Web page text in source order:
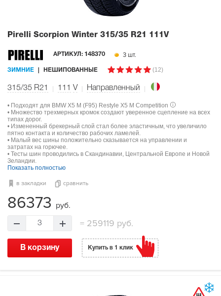
Pirelli Scorpion Winter 315/35 R21 111V
АРТИКУЛ: 148370 3 шт.
ЗИМНИЕ НЕШИПОВАННЫЕ (12)
315/35 R21 111 V Направленный
• Подходят для BMW X5 M (F95) Restyle X5 M Competition
• Множество трехмерных кромок создают уверенное сцепление на всех
типах дорог.
• Измененный брекерный слой стал более эластичным, что увеличило
пятно контакта и количество рабочих ламелей.
• Малый вес шины положительно сказывается на управлении и
затратах на горючее.
• Тесты шин проводились в Скандинавии, Центральной Европе и Новой
Зеландии.
Показать полностью
в закладки сравнить
86373 руб.
3 =259119 руб.
В корзину Купить в 1 клик